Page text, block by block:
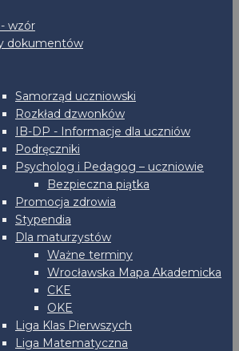
wzór
dokumentów
Samorząd uczniowski
Rozkład dzwonków
IB-DP - Informacje dla uczniów
Podręczniki
Psycholog i Pedagog – uczniowie
Bezpieczna piątka
Promocja zdrowia
Stypendia
Dla maturzystów
Ważne terminy
Wrocławska Mapa Akademicka
CKE
OKE
Liga Klas Pierwszych
Liga Matematyczna